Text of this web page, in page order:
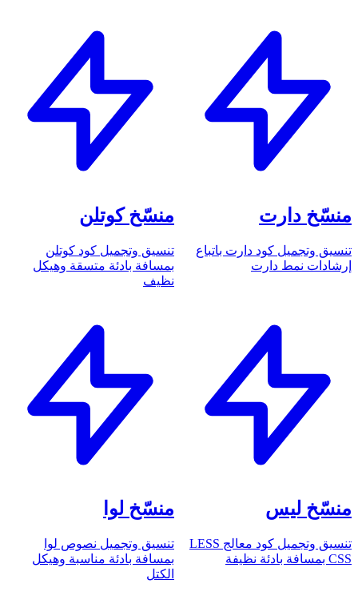
منسّخ دارت
تنسيق وتجميل كود دارت باتباع
إرشادات نمط دارت
منسّخ كوتلن
تنسيق وتجميل كود كوتلن
بمسافة بادئة متسقة وهيكل
نظيف
منسّخ ليس
تنسيق وتجميل كود معالج LESS
CSS بمسافة بادئة نظيفة
منسّخ لوا
تنسيق وتجميل نصوص لوا
بمسافة بادئة مناسبة وهيكل
الكتل